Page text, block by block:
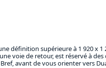
définition supérieure à 1 920
voie de retour, est réservé à
avant de vous orienter vers